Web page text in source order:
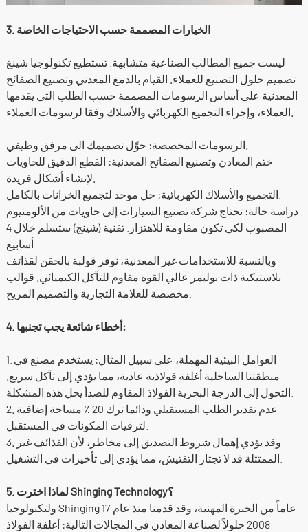
3. الخيارات المصممة حسب الاحتياجات الخاصة
ليست جميع المطالب الصناعية متشابهة. تستطيع تكنولوجيا شينغ
تصميم حلول التصنيع للعملاء. القيام بالدمغ المعدني وتصنيع الصفائح
المعدنية على أساس الرسومات المصممة حسب الطلب التي يقدمها
ختم المعادن وتصنيع الصفائح المعدنية: القطع الدقيق للحاويات
دراسة حالة: تحتاج شركة تصنيع السيارات إلى حاويات من الألومنيوم
المصبوب لكي تكون مقاومة للاهتزاز. تقنية (شينج) ستسلم خلال 4
أسابيع
وبالنسبة للاستخدامات غير المعدنية، نوفر قولبة بالحقن لقذائف
بلاستيكية ذات بوليمر عالي القوة مقاوم للتآكل الكيميائي. قوالب
4. أخطاء شائعة يجب تجنبها:
1. العوامل البيئية المهملة، على سبيل المثال: يستخدم مصنع في
منطقتنا الساحلية أغلفة فولاذية عادية، مما يؤدي إلى تآكل سريع.
2. عدم تقدير الطلب المستقبلي ودائما ترك 20 ٪ مساحة إضافية
3. وقد يؤدي إهمال شروط التصديق إلى مخاطر، لأن القذائف غير
5. لماذا اخترت Shinging Technology؟
ولتكنولوجيا Shinging 17 عاماً من الخبرة المهنية، وقد قدمنا منذ عام
2008 حلولاً لصناعة المعادن في المجالات التالية: أغلفة الفولاذ